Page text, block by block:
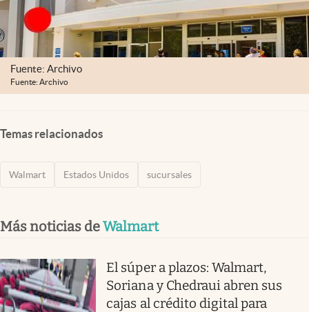
Fuente: Archivo
Fuente: Archivo
Temas relacionados
Walmart Estados Unidos sucursales
Más noticias deWalmart
El súper a plazos: Walmart,
Soriana y Chedraui abren sus
cajas al crédito digital para